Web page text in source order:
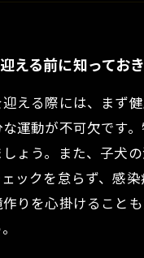
安心スタート！知
える前に知ってお
える際には、まず
運動が不可欠です
ょう。また、子犬
ックを怠らず、感
りを心掛けること